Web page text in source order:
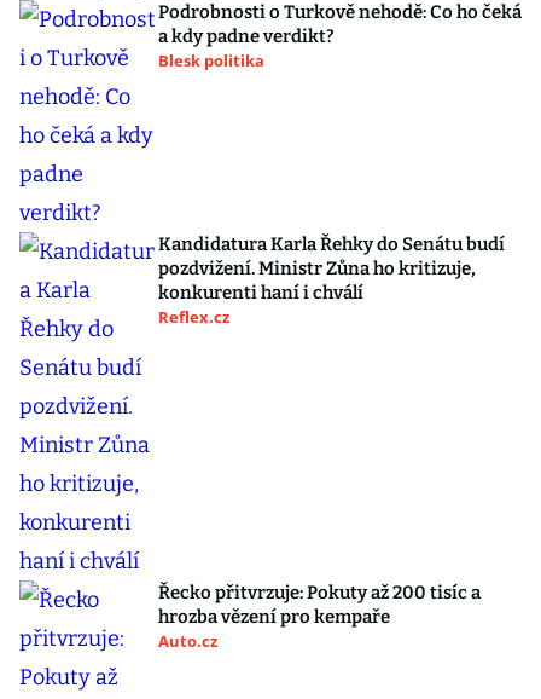
Podrobnosti o Turkově nehodě: Co ho čeká
a kdy padne verdikt?
Blesk politika
Kandidatura Karla Řehky do Senátu budí
pozdvižení. Ministr Zůna ho kritizuje,
konkurenti haní i chválí
Reflex.cz
Řecko přitvrzuje: Pokuty až 200 tisíc a
hrozba vězení pro kempaře
Auto.cz